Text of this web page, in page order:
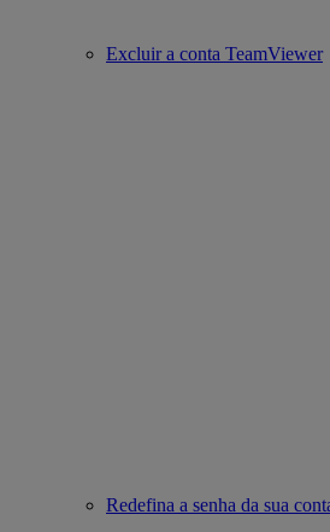
Excluir a conta TeamViewer
Redefina a senha da sua